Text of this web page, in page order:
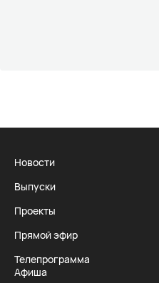
Новости
Выпуски
Проекты
Прямой эфир
Телепрограмма
Афиша